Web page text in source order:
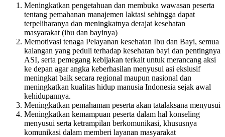
Meningkatkan pengetahuan dan membuka wawasan peserta
tentang pemahanan manajemen laktasi sehingga dapat
terpeliharanya dan meningkatnya derajat kesehatan
masyarakat (ibu dan bayinya)
Memotivasi tenaga Pelayanan kesehatan Ibu dan Bayi, semua
kalangan yang peduli terhadap kesehatan bayi dan pentingnya
ASI, serta pemegang kebijakan terkait untuk merancang aksi
ke depan agar angka keberhasilan menyusui asi ekslusif
meningkat baik secara regional maupun nasional dan
meningkatkan kualitas hidup manusia Indonesia sejak awal
kehidupannya.
Meningkatkan pemahaman peserta akan tatalaksana menyusui
Meningkatkan kemampuan peserta dalam hal konseling
menyusui serta ketrampilan berkomunikasi, khususnya
komunikasi dalam memberi layanan masyarakat